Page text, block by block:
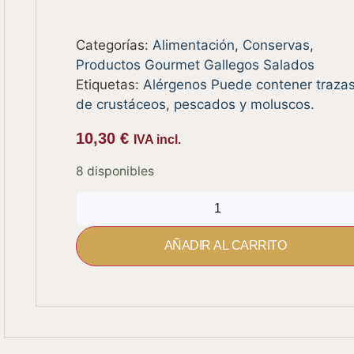
Categorías: Alimentación, Conservas,
Productos Gourmet Gallegos Salados
Etiquetas: Alérgenos Puede contener
de crustáceos, pescados y moluscos.
10,30 € IVA incl.
8 disponibles
AÑADIR AL CARRITO